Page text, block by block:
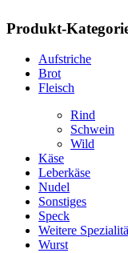
Produkt-
Aufstriche
Brot
Fleisch
Rind
Schwein
Wild
Käse
Leberkäse
Nudel
Sonstiges
Speck
Weitere
Wurst